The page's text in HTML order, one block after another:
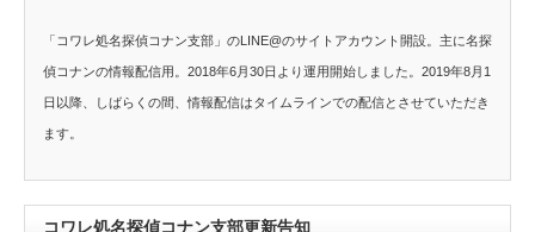
「コワレ処名探偵コナン支部」のLINE@のサイトアカウント開設。主に名探
偵コナンの情報配信用。2018年6月30日より運用開始しました。2019年8月1
日以降、しばらくの間、情報配信はタイムラインでの配信とさせていただき
ます。
コワレ処名探偵コナン支部更新告知